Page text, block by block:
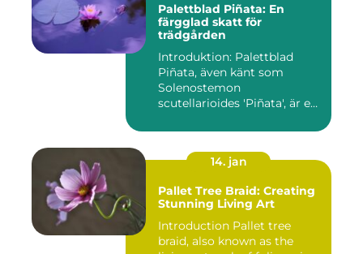
Palettblad Piñata: En
färgglad skatt för
trädgården
Introduktion: Palettblad
Piñata, även känt som
Solenostemon
scutellarioides 'Piñata', är en
14. jan
Pallet Tree Braid: Creating
Stunning Living Art
Introduction Pallet tree
braid, also known as the